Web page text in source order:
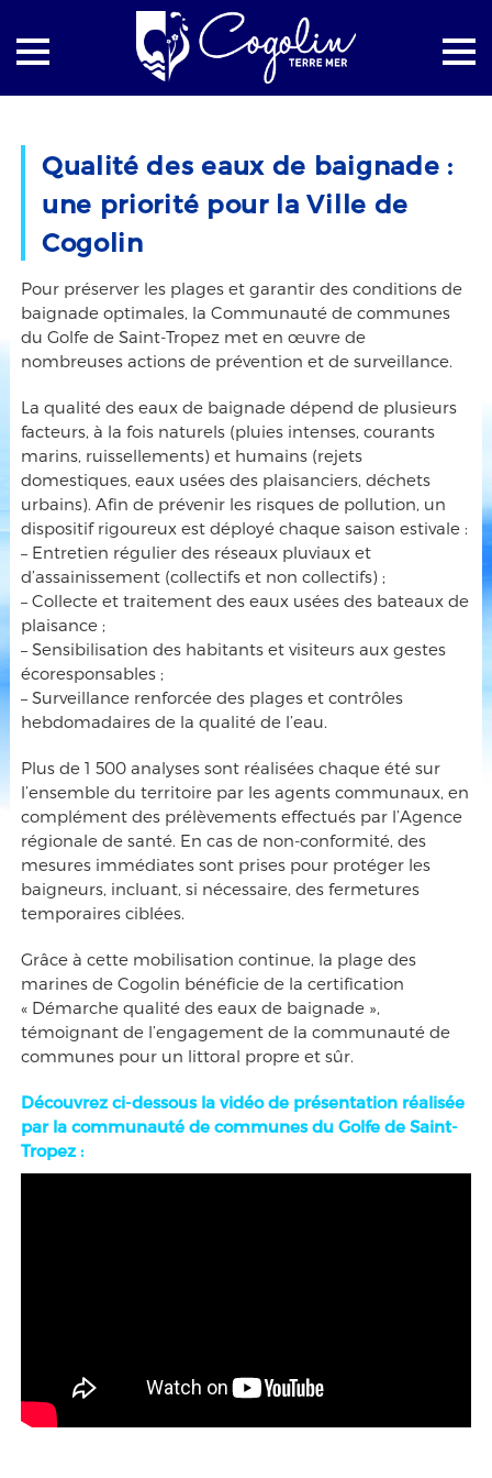
Qualité des eaux de baignade : une priorité pour la Ville de
Cogolin
Qualité des eaux de baignade :
une priorité pour la Ville de
Cogolin
Pour préserver les plages et garantir des conditions de
baignade optimales, la Communauté de communes
du Golfe de Saint-Tropez met en œuvre de
nombreuses actions de prévention et de surveillance.
La qualité des eaux de baignade dépend de plusieurs
facteurs, à la fois naturels (pluies intenses, courants
marins, ruissellements) et humains (rejets
domestiques, eaux usées des plaisanciers, déchets
urbains). Afin de prévenir les risques de pollution, un
dispositif rigoureux est déployé chaque saison estivale :
– Entretien régulier des réseaux pluviaux et
d’assainissement (collectifs et non collectifs) ;
– Collecte et traitement des eaux usées des bateaux de
plaisance ;
– Sensibilisation des habitants et visiteurs aux gestes
écoresponsables ;
– Surveillance renforcée des plages et contrôles
hebdomadaires de la qualité de l’eau.
Plus de 1 500 analyses sont réalisées chaque été sur
l’ensemble du territoire par les agents communaux, en
complément des prélèvements effectués par l’Agence
régionale de santé. En cas de non-conformité, des
mesures immédiates sont prises pour protéger les
baigneurs, incluant, si nécessaire, des fermetures
temporaires ciblées.
Grâce à cette mobilisation continue, la plage des
marines de Cogolin bénéficie de la certification
« Démarche qualité des eaux de baignade »,
témoignant de l’engagement de la communauté de
communes pour un littoral propre et sûr.
Découvrez ci-dessous la vidéo de présentation réalisée
par la communauté de communes du Golfe de Saint-
Tropez :